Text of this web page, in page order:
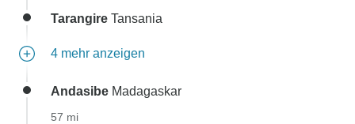
Tarangire Tansania
4 mehr anzeigen
Andasibe Madagaskar
57 mi